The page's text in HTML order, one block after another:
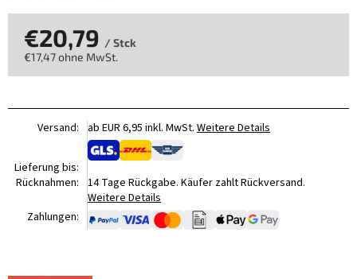
€20,79 / Stck
€17,47 ohne MwSt.
Versand: ab EUR 6,95 inkl. MwSt. Weitere Details
Lieferung bis:
Rücknahmen: 14 Tage Rückgabe. Käufer zahlt Rückversand.
Weitere Details
Zahlungen: